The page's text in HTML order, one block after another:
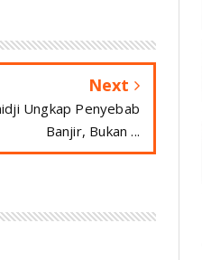
Next
Ungkap Penyebab
Banjir, Bukan ...